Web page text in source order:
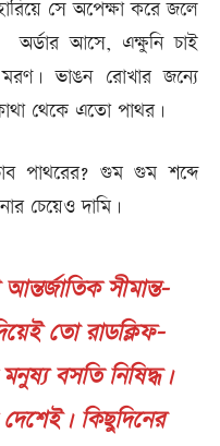
সে অপেক্ষা করে জলে
আসে, এক্ষুনি চাই
ভাঙন রোখার জন্যে
থেকে এতো পাথর।
পাথরের? গুম গুম শব্দে
চেয়েও দামি।
সীমান্ত-
তো রাডক্লিফ-
বসতি নিষিদ্ধ।
কিছুদিনের